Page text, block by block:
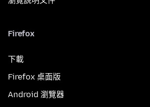
Firefox
下載
Firefox 桌面版
Android 瀏覽器